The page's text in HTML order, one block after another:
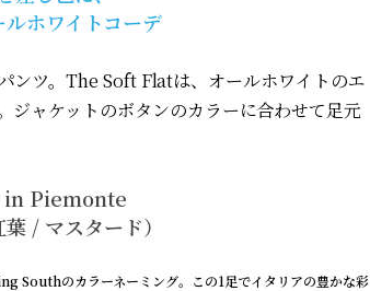
ホワイトコーデ
ンツ。The Soft Flatは、オールホワイトのエ
ジャケットのボタンのカラーに合わせて足元
in Piemonte
/ マスタード）
Southのカラーネーミング。この1足でイタリアの豊かな彩